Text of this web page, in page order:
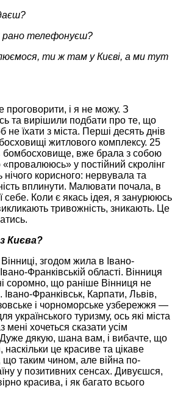
телефонуєш?
ти ж там у Києві, а ми тут
і я не можу. З
та вирішили подбати про те, що
їхати з міста. Перші десять днів
житлового комплексу. 25
бомбосховище, вже брала з собою
у постійний скролінг
корисного: нервувала та
вплинути. Малювати почала, в
себе. Коли є якась ідея, я занурююсь
тривожність, зникають. Це
Києва?
згодом жила в Івано-
Франківській області. Вінниця
соромно, що раніше Вінниця не
Франківськ, Карпати, Львів,
і чорноморське узбережжя —
українського туризму, ось які міста
хочеться сказати усім
дякую, шана вам, і вибачте, що
наскільки це красиве та цікаве
таким чином, але війна по-
у позитивних сенсах. Дивуєшся,
красива, і як багато всього